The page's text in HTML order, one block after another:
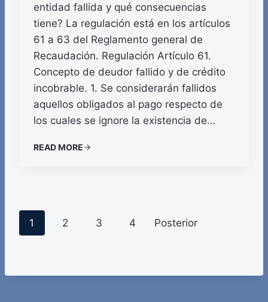
entidad fallida y qué consecuencias
tiene? La regulación está en los artículos
61 a 63 del Reglamento general de
Recaudación. Regulación Artículo 61.
Concepto de deudor fallido y de crédito
incobrable. 1. Se considerarán fallidos
aquellos obligados al pago respecto de
los cuales se ignore la existencia de…
READ MORE
s
1 2 3 4 Posterior